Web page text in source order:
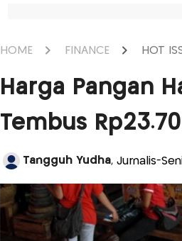
HOME FINANCE HOT
Harga Pangan
Tembus
Tangguh Yudha, Jurnalis-